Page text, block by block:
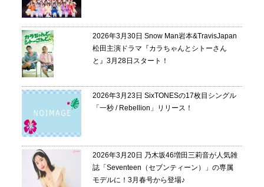
2026年3月30日 Snow Man岩本&TravisJapan
松田主演ドラマ『カラちゃんとシトーさん
と』3月28日スタート！
2026年3月23日 SixTONESの17枚目シングル
「一秒 / Rebellion」リリース！
2026年3月20日 乃木坂46増田三莉音が人気雑
誌「Seventeen（セブンティーン）」の専属
モデルに！3月春号から登場♪